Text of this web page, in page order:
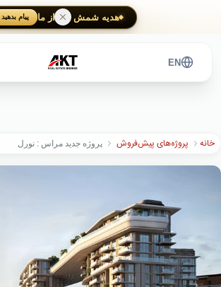
Skip to main contentهدیه شمش طلا از ما پیام بدهید
EN
خانه پروژه‌های پیش‌فروش پروژه جدید مراس : نورل